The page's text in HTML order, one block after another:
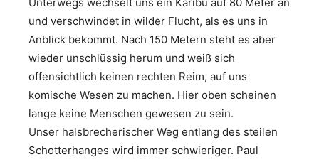
und verschwindet in wilder Flucht, als es uns in
Anblick bekommt. Nach 150 Metern steht es aber
wieder unschlüssig herum und weiß sich
offensichtlich keinen rechten Reim, auf uns
komische Wesen zu machen. Hier oben scheinen
lange keine Menschen gewesen zu sein.
Unser halsbrecherischer Weg entlang des steilen
Schotterhanges wird immer schwieriger. Paul